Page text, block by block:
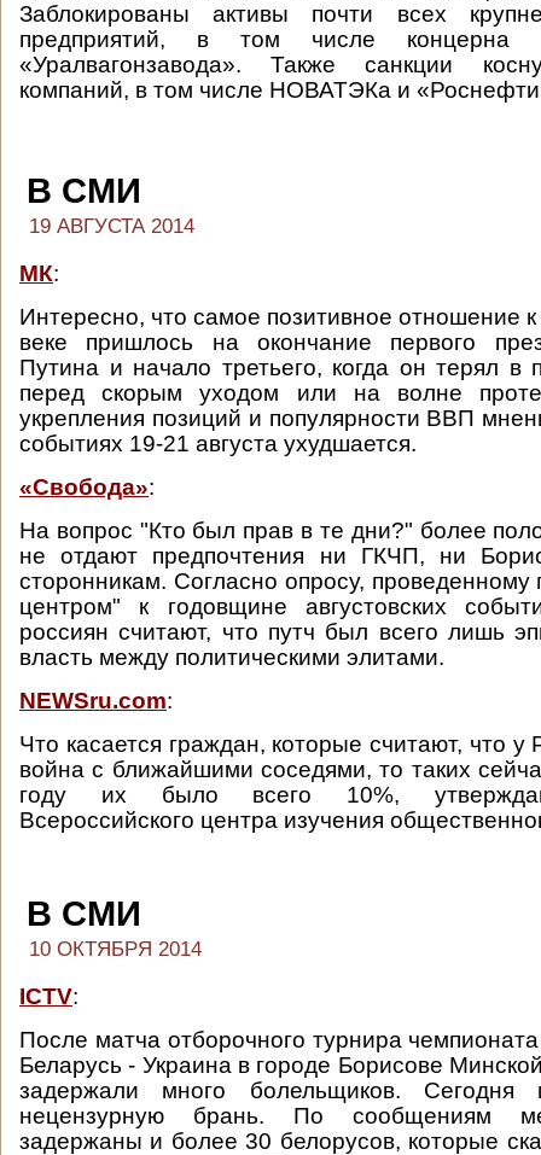
Заблокированы активы почти всех
предприятий, в том числе концерна
«Уралвагонзавода». Также санкции
компаний, в том числе НОВАТЭКа и
В СМИ
19 АВГУСТА 2014
МК:
Интересно, что самое позитивное отношение
веке пришлось на окончание первого
Путина и начало третьего, когда он терял в
перед скорым уходом или на волне
укрепления позиций и популярности ВВП
событиях 19-21 августа ухудшается.
«Свобода»:
На вопрос "Кто был прав в те дни?" более
не отдают предпочтения ни ГКЧП, ни
сторонникам. Согласно опросу, проведенному
центром" к годовщине августовских
россиян считают, что путч был всего лишь
власть между политическими элитами.
NEWSru.com:
Что касается граждан, которые считают, что
война с ближайшими соседями, то таких
году их было всего 10%,
Всероссийского центра изучения
В СМИ
10 ОКТЯБРЯ 2014
ICTV:
После матча отборочного турнира
Беларусь - Украина в городе Борисове
задержали много болельщиков.
нецензурную брань. По сообщениям
задержаны и более 30 белорусов, которые